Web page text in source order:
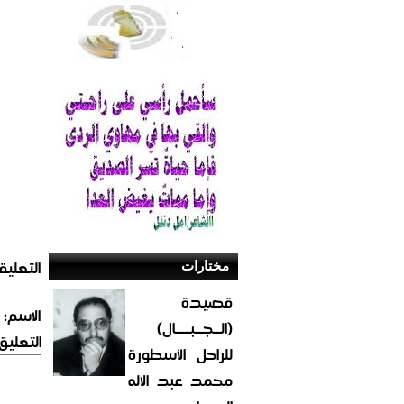
مختارات
قصيدة
(الــجــبــــال)
للراحل الأسطورة
محمد عبد الاله
الاسم: